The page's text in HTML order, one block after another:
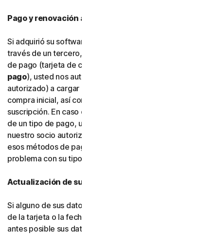
Pago y renovación automática
Si adquirió su software directamente con nosotros y no a
través de un tercero, cuando nos facilite su información
de pago (tarjeta de crédito o débito u otro
pago), usted nos autoriza a nosotros (o a nuestro socio
autorizado) a cargar en su tipo de pago el importe de la
compra inicial, así como las renovaciones de la
suscripción. En caso de que proporcione y almacene más
de un tipo de pago, usted nos autoriza a nosotros (o a
nuestro socio autorizado) a cargar automáticamente
esos métodos de pago alternativos si se produce algún
problema con su tipo de pago principal.
Actualización de sus datos de pago
Si alguno de sus datos de pago cambia (como el número
de la tarjeta o la fecha de vencimiento), actualice lo
antes posible sus datos de pago en su cuenta, para que